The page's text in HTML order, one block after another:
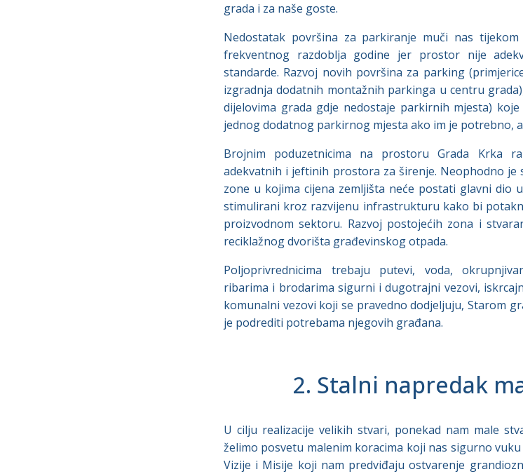
grada i za naše goste.
Nedostatak površina za parkiranje muči nas
frekventnog razdoblja godine jer prostor nije
standarde. Razvoj novih površina za parking
izgradnja dodatnih montažnih parkinga u centru
dijelovima grada gdje nedostaje parkirnih mjesta)
jednog dodatnog parkirnog mjesta ako im je potrebno,
Brojnim poduzetnicima na prostoru Grada Krka
adekvatnih i jeftinih prostora za širenje. Neophodno
zone u kojima cijena zemljišta neće postati glavni dio
stimulirani kroz razvijenu infrastrukturu kako bi
proizvodnom sektoru. Razvoj postojećih zona i
reciklažnog dvorišta građevinskog otpada.
Poljoprivrednicima trebaju putevi, voda,
ribarima i brodarima sigurni i dugotrajni vezovi,
komunalni vezovi koji se pravedno dodjeljuju, Starom
je podrediti potrebama njegovih građana.
2. Stalni napredak
U cilju realizacije velikih stvari, ponekad nam male
želimo posvetu malenim koracima koji nas sigurno
Vizije i Misije koji nam predviđaju ostvarenje